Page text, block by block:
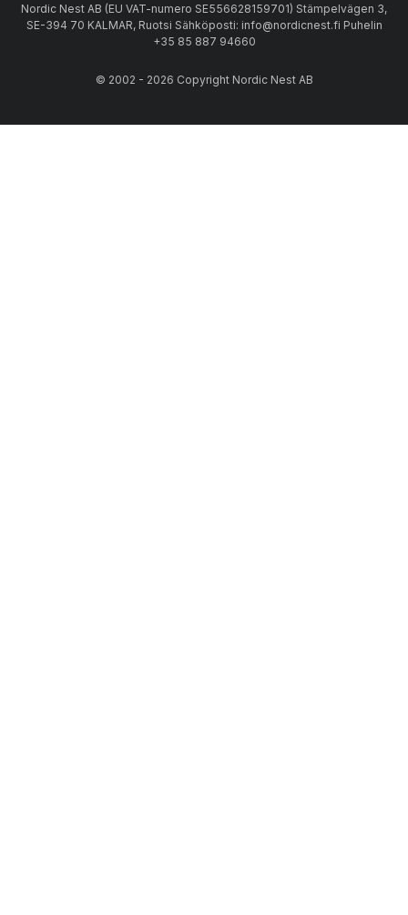
Nordic Nest AB (EU VAT-numero SE556628159701) Stämpelvägen 3,
SE-394 70 KALMAR, Ruotsi Sähköposti: info@nordicnest.fi Puhelin
+35 85 887 94660
© 2002 - 2026 Copyright Nordic Nest AB